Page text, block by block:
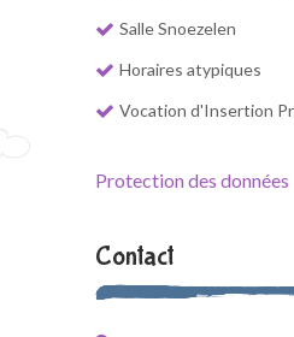
Salle Snoezelen
Horaires atypiques
Vocation d'Insertion
Protection des données
Contact